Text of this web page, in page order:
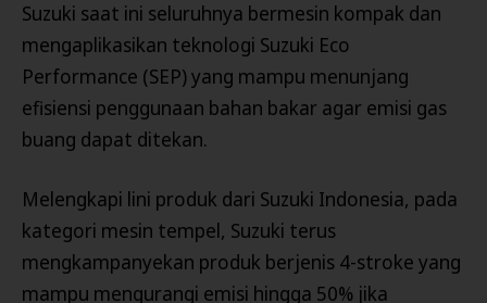
Suzuki saat ini seluruhnya bermesin kompak dan
mengaplikasikan teknologi Suzuki Eco
Performance (SEP) yang mampu menunjang
efisiensi penggunaan bahan bakar agar emisi gas
buang dapat ditekan.
Melengkapi lini produk dari Suzuki Indonesia, pada
kategori mesin tempel, Suzuki terus
mengkampanyekan produk berjenis 4-stroke yang
mampu mengurangi emisi hingga 50% jika